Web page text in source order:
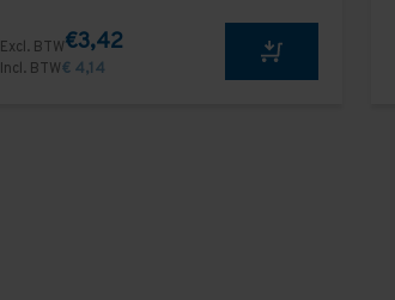
Excl. BTW€3,42
Incl. BTW€ 4,14